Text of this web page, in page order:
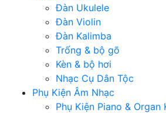
Đàn Ukulele
Đàn Violin
Đàn Kalimba
Trống & bộ gõ
Kèn & bộ hơi
Nhạc Cụ Dân Tộc
Phụ Kiện Âm Nhạc
Phụ Kiện Piano & Organ